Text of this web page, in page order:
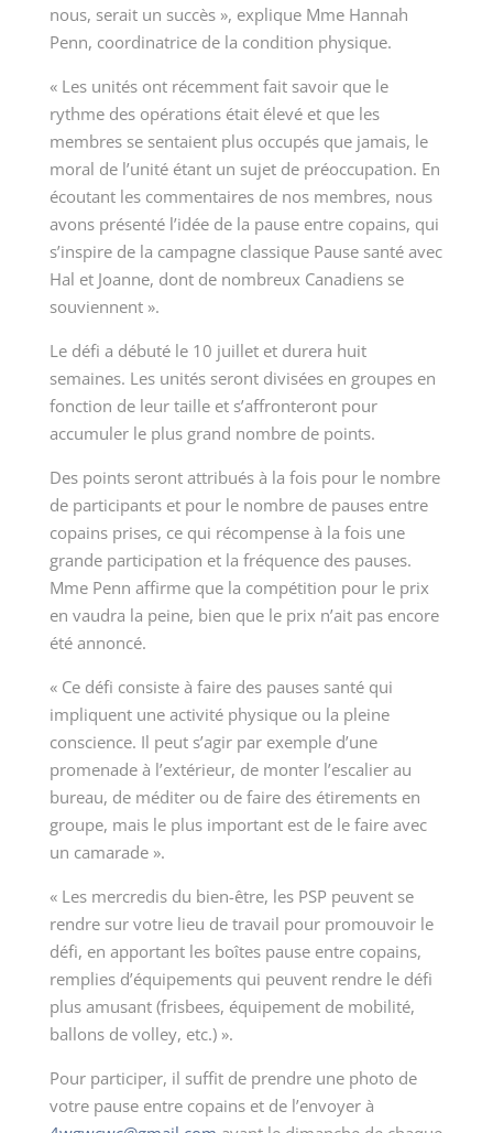
nous, serait un succès », explique MmeHannah
Penn, coordinatrice de la condition physique.
« Les unités ont récemment fait savoir que le
rythme des opérations était élevé et que les
membres se sentaient plus occupés que jamais, le
moral de l’unité étant un sujet de préoccupation. En
écoutant les commentaires de nos membres, nous
avons présenté l’idée de la pause entre copains, qui
s’inspire de la campagne classique Pause santé avec
Hal et Joanne, dont de nombreux Canadiens se
souviennent ».
Le défi a débuté le 10 juillet et durera huit
semaines. Les unités seront divisées en groupes en
fonction de leur taille et s’affronteront pour
accumuler le plus grand nombre de points.
Des points seront attribués à la fois pour le nombre
de participants et pour le nombre de pauses entre
copains prises, ce qui récompense à la fois une
grande participation et la fréquence des pauses.
MmePenn affirme que la compétition pour le prix
en vaudra la peine, bien que le prix n’ait pas encore
été annoncé.
« Ce défi consiste à faire des pauses santé qui
impliquent une activité physique ou la pleine
conscience. Il peut s’agir par exemple d’une
promenade à l’extérieur, de monter l’escalier au
bureau, de méditer ou de faire des étirements en
groupe, mais le plus important est de le faire avec
un camarade ».
« Les mercredis du bien-être, les PSP peuvent se
rendre sur votre lieu de travail pour promouvoir le
défi, en apportant les boîtes pause entre copains,
remplies d’équipements qui peuvent rendre le défi
plus amusant (frisbees, équipement de mobilité,
ballons de volley, etc.) ».
Pour participer, il suffit de prendre une photo de
votre pause entre copains et de l’envoyer à